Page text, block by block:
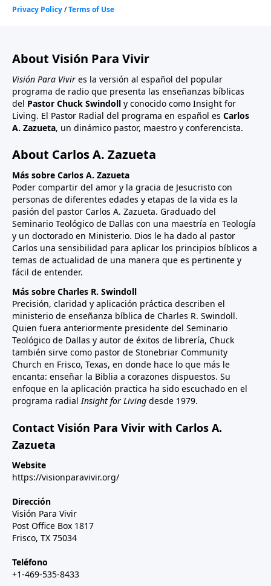
About Visión Para Vivir
Visión Para Vivir es la versión al español del popular
programa de radio que presenta las enseñanzas bíblicas
del Pastor Chuck Swindoll y conocido como Insight for
Living. El Pastor Radial del programa en español es Carlos
A. Zazueta, un dinámico pastor, maestro y conferencista.
About Carlos A. Zazueta
Más sobre Carlos A. Zazueta
Poder compartir del amor y la gracia de Jesucristo con
personas de diferentes edades y etapas de la vida es la
pasión del pastor Carlos A. Zazueta. Graduado del
Seminario Teológico de Dallas con una maestría en Teología
y un doctorado en Ministerio. Dios le ha dado al pastor
Carlos una sensibilidad para aplicar los principios bíblicos a
temas de actualidad de una manera que es pertinente y
fácil de entender.
Más sobre Charles R. Swindoll
Precisión, claridad y aplicación práctica describen el
ministerio de enseñanza bíblica de Charles R. Swindoll.
Quien fuera anteriormente presidente del Seminario
Teológico de Dallas y autor de éxitos de librería, Chuck
también sirve como pastor de Stonebriar Community
Church en Frisco, Texas, en donde hace lo que más le
encanta: enseñar la Biblia a corazones dispuestos. Su
enfoque en la aplicación practica ha sido escuchado en el
programa radialInsight for Living desde 1979.
Contact Visión Para Vivir with Carlos A.
Zazueta
Website
https://visionparavivir.org/
Dirección
Visión Para Vivir
Post Office Box 1817
Frisco, TX 75034
Teléfono
+1-469-535-8433